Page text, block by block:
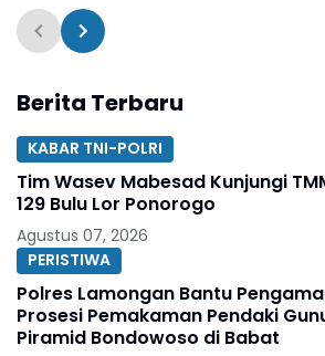
Berita Terbaru
KABAR TNI-POLRI
Tim Wasev Mabesad Kunjungi
129 Bulu Lor Ponorogo
Agustus 07, 2026
PERISTIWA
Polres Lamongan Bantu
Prosesi Pemakaman Pendaki
Piramid Bondowoso di Babat